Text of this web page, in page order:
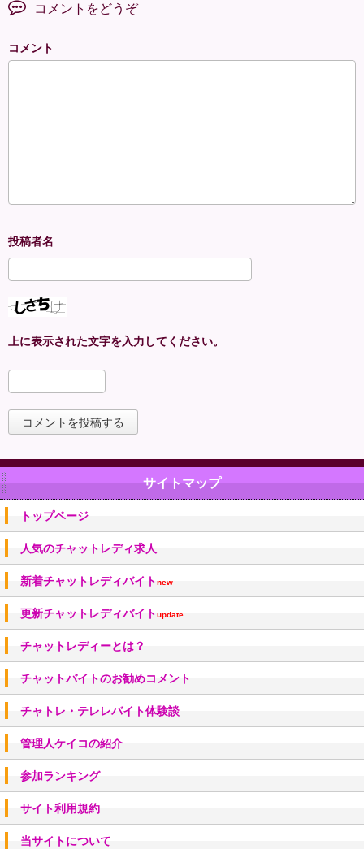
コメントをどうぞ
コメント
上に表示された文字を入力してください。
サイトマップ
トップページ
人気のチャットレディ求人
新着チャットレディバイトnew
更新チャットレディバイトupdate
チャットレディーとは？
チャットバイトのお勧めコメント
チャトレ・テレレバイト体験談
管理人ケイコの紹介
参加ランキング
サイト利用規約
当サイトについて